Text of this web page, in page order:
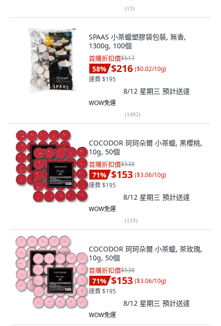
(13)
SPAAS 小茶蠟塑膠袋包裝, 無香,
1300g, 100個
首購折扣價$517
58% $216 ($0.02/10g)
運費 $195
8/12 星期三 預計送達
WOW免運
(1492)
COCODOR 珂珂朵爾 小茶蠟, 黑櫻桃,
10g, 50個
首購折扣價$538
71% $153 ($3.06/10g)
運費 $195
8/12 星期三 預計送達
WOW免運
(119)
COCODOR 珂珂朵爾 小茶蠟, 茶玫瑰,
10g, 50個
首購折扣價$538
71% $153 ($3.06/10g)
運費 $195
8/12 星期三 預計送達
WOW免運